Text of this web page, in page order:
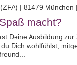
| 81479 München
macht?
Deine Ausbildung
Dich wohlfühlst,